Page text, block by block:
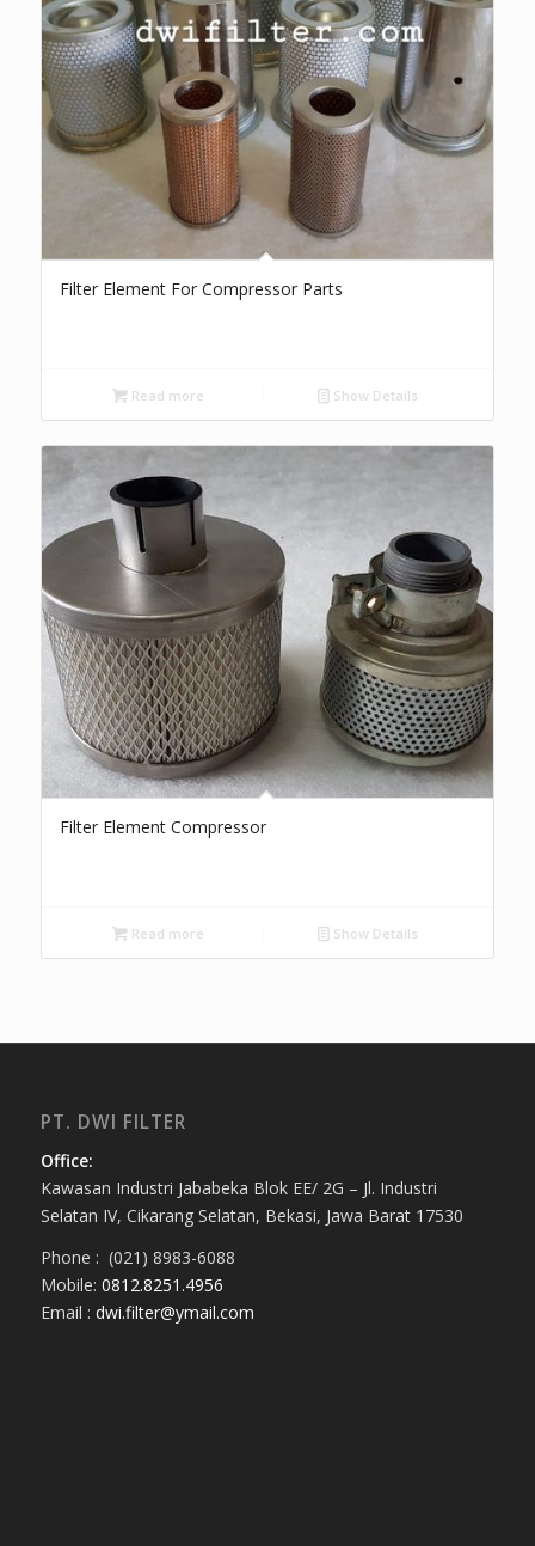
Filter Element For Compressor Parts
Read more Show Details
Filter Element Compressor
Read more Show Details
PT. DWI FILTER
Office:
Kawasan Industri Jababeka Blok EE/ 2G – Jl. Industri
Selatan IV, Cikarang Selatan, Bekasi, Jawa Barat 17530
Phone : (021) 8983-6088
Mobile: 0812.8251.4956
Email : dwi.filter@ymail.com